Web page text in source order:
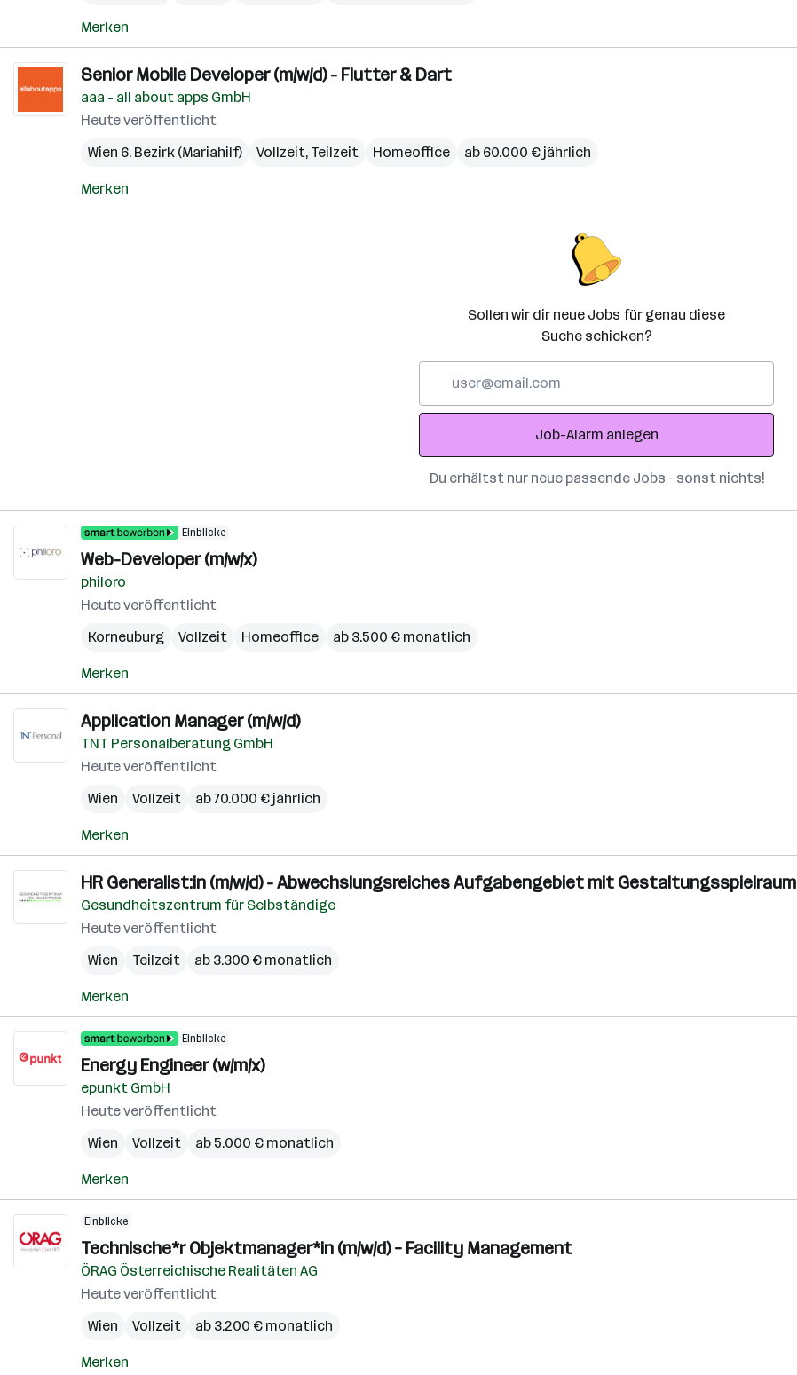
Merken
Senior Mobile Developer (m/w/d) - Flutter & Dart
aaa - all about apps GmbH
Heute veröffentlicht
Wien 6. Bezirk (Mariahilf)
Vollzeit, Teilzeit Homeoffice ab 60.000 € jährlich
Merken
Sollen wir dir neue Jobs für genau diese
Suche schicken?
Adresse
Job-Alarm anlegen
Du erhältst nur neue passende Jobs – sonst nichts!
Einblicke
Web-Developer (m/w/x)
philoro
Heute veröffentlicht
Korneuburg
Vollzeit Homeoffice ab 3.500 € monatlich
Merken
Application Manager (m/w/d)
TNT Personalberatung GmbH
Heute veröffentlicht
Wien
Vollzeit ab 70.000 € jährlich
Merken
HR Generalist:in (m/w/d) - Abwechslungsreiches Aufgabengebiet mit Gestaltungsspielraum
Gesundheitszentrum für Selbständige
Heute veröffentlicht
Wien
Teilzeit ab 3.300 € monatlich
Merken
Einblicke
Energy Engineer (w/m/x)
epunkt GmbH
Heute veröffentlicht
Wien
Vollzeit ab 5.000 € monatlich
Merken
Einblicke
Technische*r Objektmanager*in (m/w/d) – Facility Management
ÖRAG Österreichische Realitäten AG
Heute veröffentlicht
Wien
Vollzeit ab 3.200 € monatlich
Merken